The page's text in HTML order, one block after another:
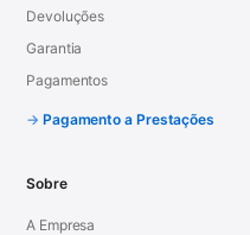
Devoluções
Garantia
Pagamentos
Pagamento a Prestações
Sobre
A Empresa